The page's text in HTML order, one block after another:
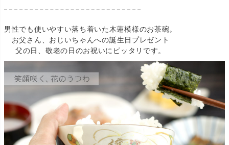
男性でも使いやすい落ち着いた木蓮模様のお茶碗。
お父さん、おじいちゃんへの誕生日プレゼント
父の日、敬老の日のお祝いにピッタリです。